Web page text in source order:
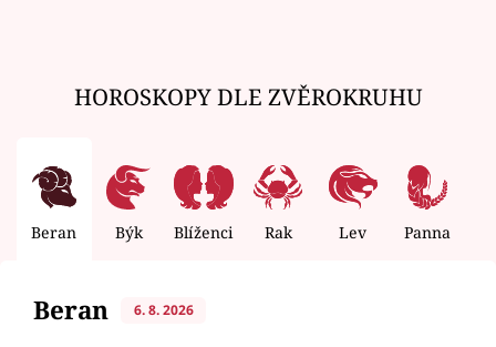
HOROSKOPY DLE ZVĚROKRUHU
Beran Býk Blíženci Rak Lev Panna
Beran 6. 8. 2026